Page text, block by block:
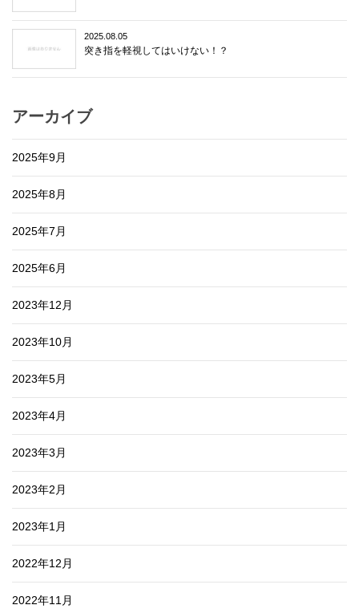
2025.08.05
突き指を軽視してはいけない！？
アーカイブ
2025年9月
2025年8月
2025年7月
2025年6月
2023年12月
2023年10月
2023年5月
2023年4月
2023年3月
2023年2月
2023年1月
2022年12月
2022年11月